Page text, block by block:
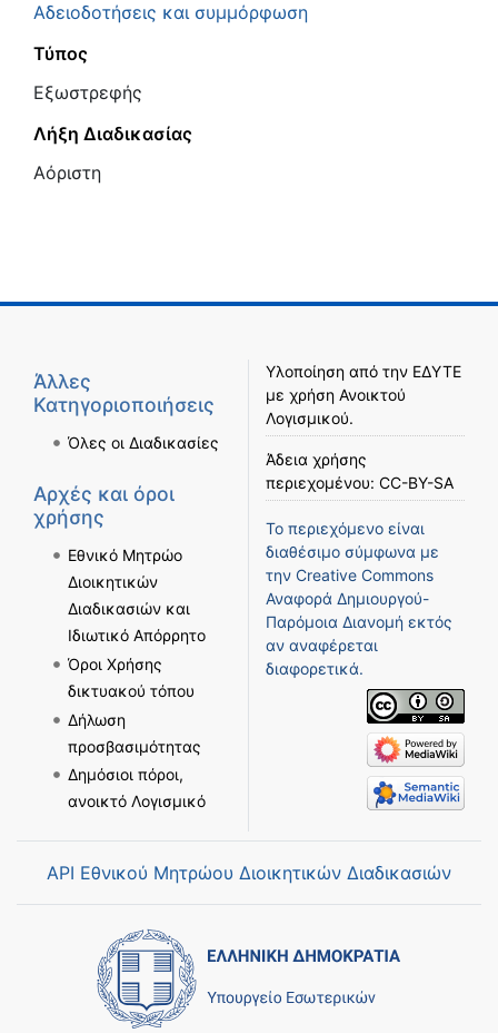
Αδειοδοτήσεις και συμμόρφωση
Τύπος
Εξωστρεφής
Λήξη Διαδικασίας
Αόριστη
Άλλες
Κατηγοριοποιήσεις
Όλες οι Διαδικασίες
Αρχές και όροι
χρήσης
Εθνικό Μητρώο
Διοικητικών
Διαδικασιών και
Ιδιωτικό Απόρρητο
Όροι Χρήσης
δικτυακού τόπου
Δήλωση
προσβασιμότητας
Δημόσιοι πόροι,
ανοικτό Λογισμικό
Υλοποίηση από την ΕΔΥΤΕ
με χρήση Ανοικτού
Λογισμικού.
Άδεια χρήσης
περιεχομένου: CC-BY-SA
Το περιεχόμενο είναι
διαθέσιμο σύμφωνα με
την Creative Commons
Αναφορά Δημιουργού-
Παρόμοια Διανομή εκτός
αν αναφέρεται
διαφορετικά.
API Εθνικού Μητρώου Διοικητικών Διαδικασιών